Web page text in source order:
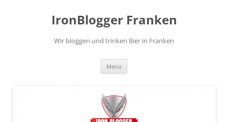
IronBlogger Franken
Wir bloggen und trinken Bier in Franken
Menü